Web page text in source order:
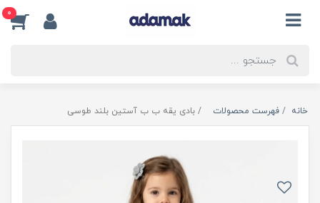
0
خانه فهرست محصولات بادی یقه ب ب آستین بلند طوسی